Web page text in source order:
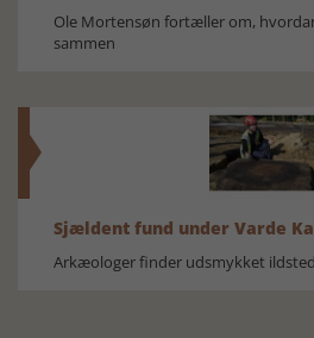
Ole Mortensøn fortæller om,
sammen
Sjældent fund under Varde
Arkæologer finder udsmykket